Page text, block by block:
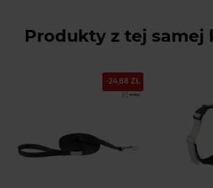
Produkty z tej samej
-24,88 ZŁ